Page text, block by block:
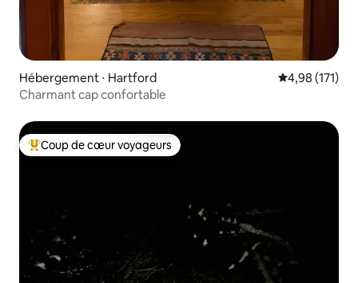
Hébergement ⋅ Hartford Évaluation
4,98 (171)
Charmant cap confortable
Coups de cœur voyageurs les plus appréciés
Coup de cœur voyageurs